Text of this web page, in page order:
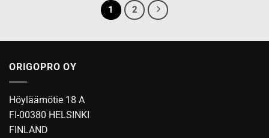
1 2
ORIGOPRO OY
Höyläämötie 18 A
FI-00380 HELSINKI
FINLAND